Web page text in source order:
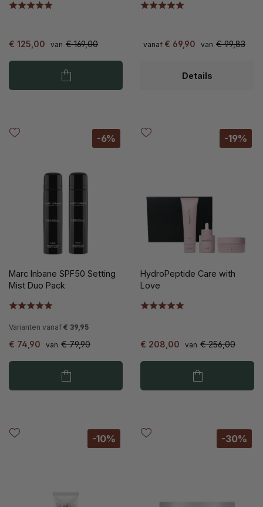
€ 125,00 van € 169,00 vanaf € 69,90 van € 99,83
Details
-6%
Marc Inbane SPF50 Setting
Mist Duo Pack
Varianten vanaf € 39,95
€ 74,90 van € 79,90
-19%
HydroPeptide Care with
Love
€ 208,00 van € 256,00
-10% -30%